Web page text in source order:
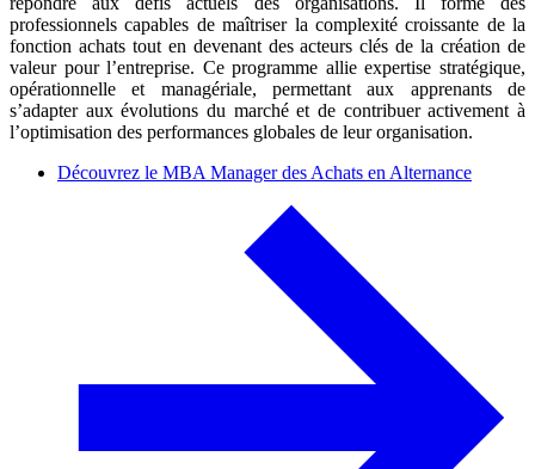
professionnels capables de maîtriser la complexité croissante de la
fonction achats tout en devenant des acteurs clés de la création de
valeur pour l’entreprise. Ce programme allie expertise stratégique,
opérationnelle et managériale, permettant aux apprenants de
s’adapter aux évolutions du marché et de contribuer activement à
l’optimisation des performances globales de leur organisation.
Découvrez le MBA Manager des Achats en Alternance